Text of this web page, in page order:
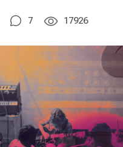
7 17926